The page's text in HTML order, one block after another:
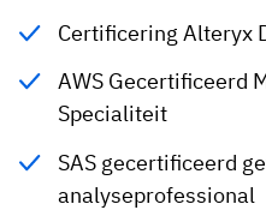
Certificering Alteryx
AWS Gecertificeerd
Specialiteit
SAS gecertificeerd
analyseprofessional